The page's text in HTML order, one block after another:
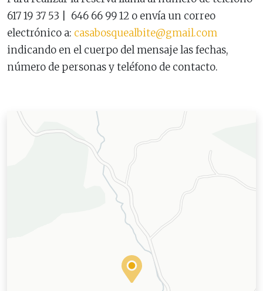
617 19 37 53 | 646 66 99 12 o envía un correo
electrónico a: casabosquealbite@gmail.com
indicando en el cuerpo del mensaje las fechas,
número de personas y teléfono de contacto.